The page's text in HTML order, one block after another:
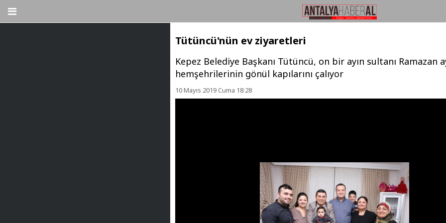
Tütüncü'nün ev ziyaretleri
Kepez Belediye Başkanı Tütüncü, on bir ayın sultanı Ramazan
hemşehrilerinin gönül kapılarını çalıyor
10 Mayıs 2019 Cuma 18:28